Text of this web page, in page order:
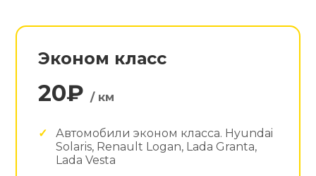
Эконом класс
20₽/ км
Автомобили эконом класса. Hyundai
Solaris, Renault Logan, Lada Granta,
Lada Vesta